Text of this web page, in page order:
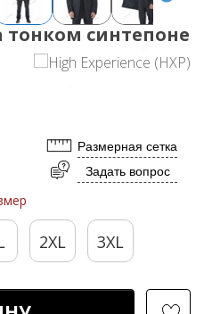
тонком синтепоне
Размерная сетка
Задать вопрос
2XL 3XL